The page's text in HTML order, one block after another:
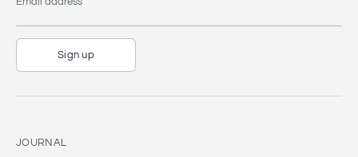
Sign up
JOURNAL